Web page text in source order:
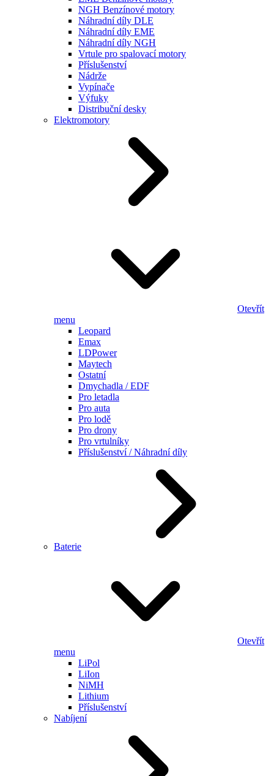
NGH Benzínové motory
Náhradní díly DLE
Náhradní díly EME
Náhradní díly NGH
Vrtule pro spalovací motory
Příslušenství
Nádrže
Vypínače
Výfuky
Distribuční desky
Elektromotory
Otevřít
menu
Leopard
Emax
LDPower
Maytech
Ostatní
Dmychadla / EDF
Pro letadla
Pro auta
Pro lodě
Pro drony
Pro vrtulníky
Příslušenství / Náhradní díly
Baterie
Otevřít
menu
LiPol
LiIon
NiMH
Lithium
Příslušenství
Nabíjení